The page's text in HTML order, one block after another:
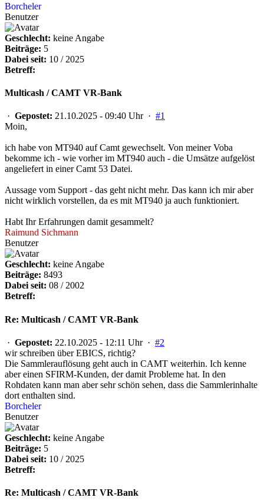
Borcheler
Benutzer
Geschlecht: keine Angabe
Beiträge: 5
Dabei seit: 10 / 2025
Betreff:
Multicash / CAMT VR-Bank
· Gepostet: 21.10.2025 - 09:40 Uhr · #1
Moin,
ich habe von MT940 auf Camt gewechselt. Von meiner Voba
bekomme ich - wie vorher im MT940 auch - die Umsätze aufgelöst
angeliefert in einer Camt 53 Datei.
Aussage vom Support - das geht nicht mehr. Das kann ich mir aber
nicht wirklich vorstellen, da es mit MT940 ja auch funktioniert.
Habt Ihr Erfahrungen damit gesammelt?
Raimund Sichmann
Benutzer
Geschlecht: keine Angabe
Beiträge: 8493
Dabei seit: 08 / 2002
Betreff:
Re: Multicash / CAMT VR-Bank
· Gepostet: 22.10.2025 - 12:11 Uhr · #2
wir schreiben über EBICS, richtig?
Die Sammlerauflösung geht auch in CAMT weiterhin. Ich kenne
aber einen SFIRM-Kunden, der damit Probleme hat. In den
Rohdaten kann man aber sehr schön sehen, dass die Sammlerinhalte
dort enthalten sind.
Borcheler
Benutzer
Geschlecht: keine Angabe
Beiträge: 5
Dabei seit: 10 / 2025
Betreff:
Re: Multicash / CAMT VR-Bank